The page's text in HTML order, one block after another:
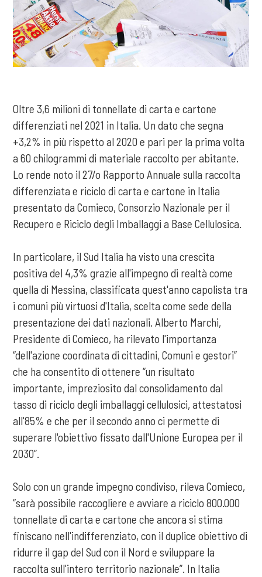
Oltre 3,6 milioni di tonnellate di carta e cartone
differenziati nel 2021 in Italia. Un dato che segna
+3,2% in più rispetto al 2020 e pari per la prima volta
a 60 chilogrammi di materiale raccolto per abitante.
Lo rende noto il 27/o Rapporto Annuale sulla raccolta
differenziata e riciclo di carta e cartone in Italia
presentato da Comieco, Consorzio Nazionale per il
Recupero e Riciclo degli Imballaggi a Base Cellulosica.
In particolare, il Sud Italia ha visto una crescita
positiva del 4,3% grazie all'impegno di realtà come
quella di Messina, classificata quest'anno capolista tra
i comuni più virtuosi d'Italia, scelta come sede della
presentazione dei dati nazionali. Alberto Marchi,
Presidente di Comieco, ha rilevato l'importanza
“dell'azione coordinata di cittadini, Comuni e gestori”
che ha consentito di ottenere “un risultato
importante, impreziosito dal consolidamento dal
tasso di riciclo degli imballaggi cellulosici, attestatosi
all'85% e che per il secondo anno ci permette di
superare l'obiettivo fissato dall'Unione Europea per il
2030”.
Solo con un grande impegno condiviso, rileva Comieco,
“sarà possibile raccogliere e avviare a riciclo 800.000
tonnellate di carta e cartone che ancora si stima
finiscano nell'indifferenziato, con il duplice obiettivo di
ridurre il gap del Sud con il Nord e sviluppare la
raccolta sull'intero territorio nazionale”. In Italia